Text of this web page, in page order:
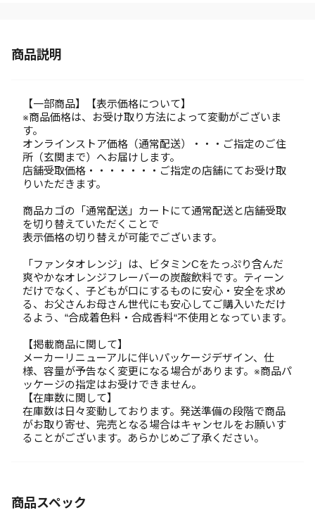
商品説明
【一部商品】【表示価格について】
※商品価格は、お受け取り方法によって変動がございま
す。
オンラインストア価格（通常配送）・・・ご指定のご住
所（玄関まで）へお届けします。
店舗受取価格・・・・・・・ご指定の店舗にてお受け取
りいただきます。
商品カゴの「通常配送」カートにて通常配送と店舗受取
を切り替えていただくことで
表示価格の切り替えが可能でございます。
「ファンタオレンジ」は、ビタミンCをたっぷり含んだ
爽やかなオレンジフレーバーの炭酸飲料です。ティーン
だけでなく、子どもが口にするものに安心・安全を求め
る、お父さんお母さん世代にも安心してご購入いただけ
るよう、“合成着色料・合成香料“不使用となっています。
【掲載商品に関して】
メーカーリニューアルに伴いパッケージデザイン、仕
様、容量が予告なく変更になる場合があります。※商品パ
ッケージの指定はお受けできません。
【在庫数に関して】
在庫数は日々変動しております。発送準備の段階で商品
がお取り寄せ、完売となる場合はキャンセルをお願いす
ることがございます。あらかじめご了承ください。
商品スペック